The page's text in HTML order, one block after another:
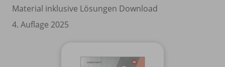
Material inklusive Lösungen Download
4. Auflage 2025